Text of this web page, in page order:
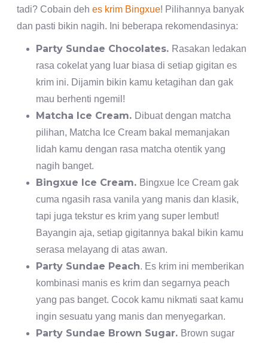
tadi? Cobain deh es krim Bingxue! Pilihannya banyak
dan pasti bikin nagih. Ini beberapa rekomendasinya:
Party Sundae Chocolates. Rasakan ledakan
rasa cokelat yang luar biasa di setiap gigitan es
krim ini. Dijamin bikin kamu ketagihan dan gak
mau berhenti ngemil!
Matcha Ice Cream. Dibuat dengan matcha
pilihan, Matcha Ice Cream bakal memanjakan
lidah kamu dengan rasa matcha otentik yang
nagih banget.
Bingxue Ice Cream. Bingxue Ice Cream gak
cuma ngasih rasa vanila yang manis dan klasik,
tapi juga tekstur es krim yang super lembut!
Bayangin aja, setiap gigitannya bakal bikin kamu
serasa melayang di atas awan.
Party Sundae Peach. Es krim ini memberikan
kombinasi manis es krim dan segarnya peach
yang pas banget. Cocok kamu nikmati saat kamu
ingin sesuatu yang manis dan menyegarkan.
Party Sundae Brown Sugar. Brown sugar